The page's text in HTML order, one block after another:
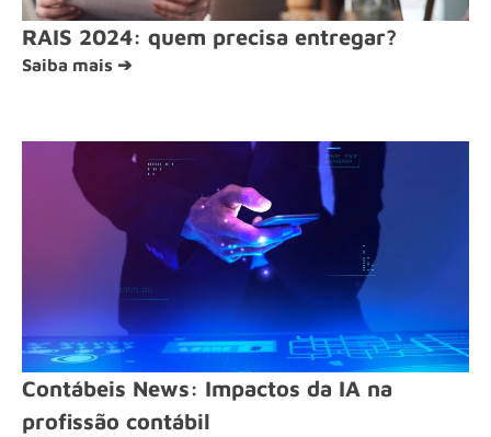
RAIS 2024: quem precisa entregar?
Saiba mais ➔
Contábeis News: Impactos da IA na
profissão contábil